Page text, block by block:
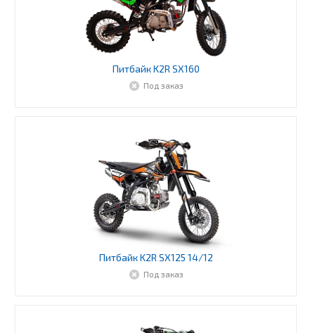
Питбайк K2R SX160
Под заказ
Питбайк K2R SX125 14/12
Под заказ